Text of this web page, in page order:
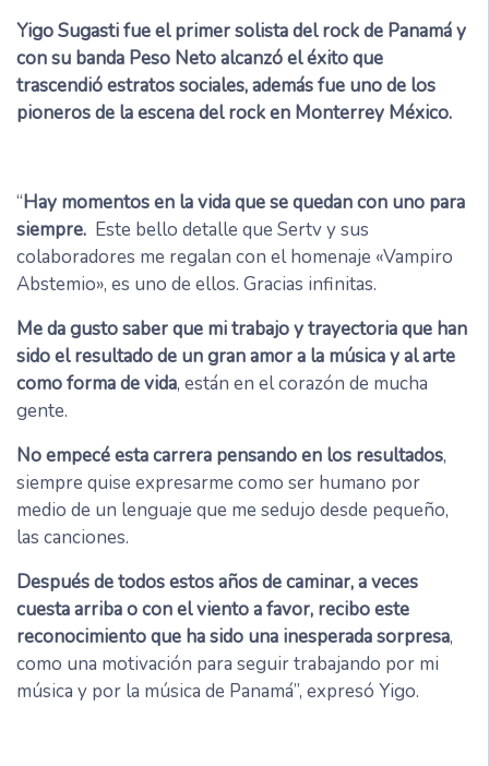
Yigo Sugasti fue el primer solista del rock de Panamá y
con su banda Peso Neto alcanzó el éxito que
trascendió estratos sociales, además fue uno de los
pioneros de la escena del rock en Monterrey México.
“Hay momentos en la vida que se quedan con uno para
siempre. Este bello detalle que Sertv y sus
colaboradores me regalan con el homenaje «Vampiro
Abstemio», es uno de ellos. Gracias infinitas.
Me da gusto saber que mi trabajo y trayectoria que han
sido el resultado de un gran amor a la música y al arte
como forma de vida, están en el corazón de mucha
gente.
No empecé esta carrera pensando en los resultados,
siempre quise expresarme como ser humano por
medio de un lenguaje que me sedujo desde pequeño,
las canciones.
Después de todos estos años de caminar, a veces
cuesta arriba o con el viento a favor, recibo este
reconocimiento que ha sido una inesperada sorpresa,
como una motivación para seguir trabajando por mi
música y por la música de Panamá”, expresó Yigo.